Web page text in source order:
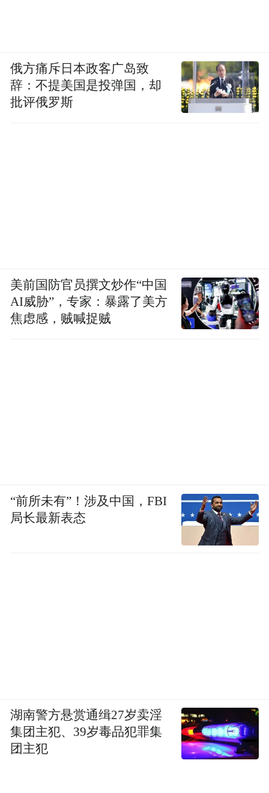
俄方痛斥日本政客广岛致
辞：不提美国是投弹国，却
批评俄罗斯
美前国防官员撰文炒作“中国
AI威胁”，专家：暴露了美方
焦虑感，贼喊捉贼
“前所未有”！涉及中国，FBI
局长最新表态
湖南警方悬赏通缉27岁卖淫
集团主犯、39岁毒品犯罪集
团主犯